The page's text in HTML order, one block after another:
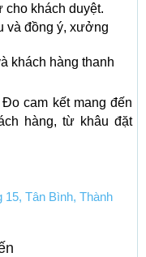
cho khách duyệt.
và đồng ý, xưởng
khách hàng thanh
cam kết mang đến
hàng, từ khâu đặt
Tân Bình, Thành